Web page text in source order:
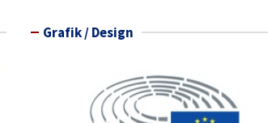
Grafik / Design